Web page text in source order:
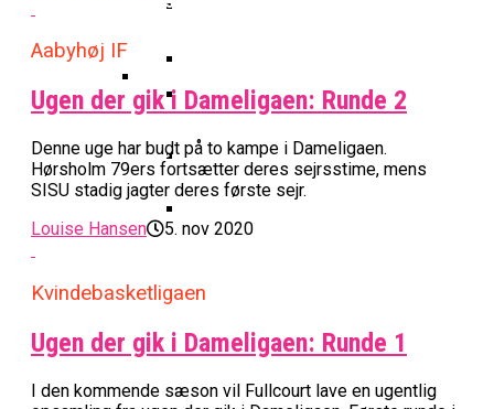
Bakken Bears Skuffede Og
Misser Champions League-
Gruppespil
Danske Tobias Jensen Fik
Spilletid I Testkamp Mod
Portland Trail Blazers
Portland Trail Blazers I NBA-
Kamp
Kalender
Medie: Lebron James Vil Stå I
Spidsen For USA Ved OL 2024
Medlemstal I Dansk Basket Boomer:
Fremgang For 12. År I Træk
Aabyhøj IF
Ugen der gik i Dameligaen: Runde 2
Denne uge har budt på to kampe i Dameligaen.
Hørsholm 79ers fortsætter deres sejrsstime, mens
SISU stadig jagter deres første sejr.
Louise Hansen
5. nov 2020
Kvindebasketligaen
Ugen der gik i Dameligaen: Runde 1
I den kommende sæson vil Fullcourt lave en ugentlig